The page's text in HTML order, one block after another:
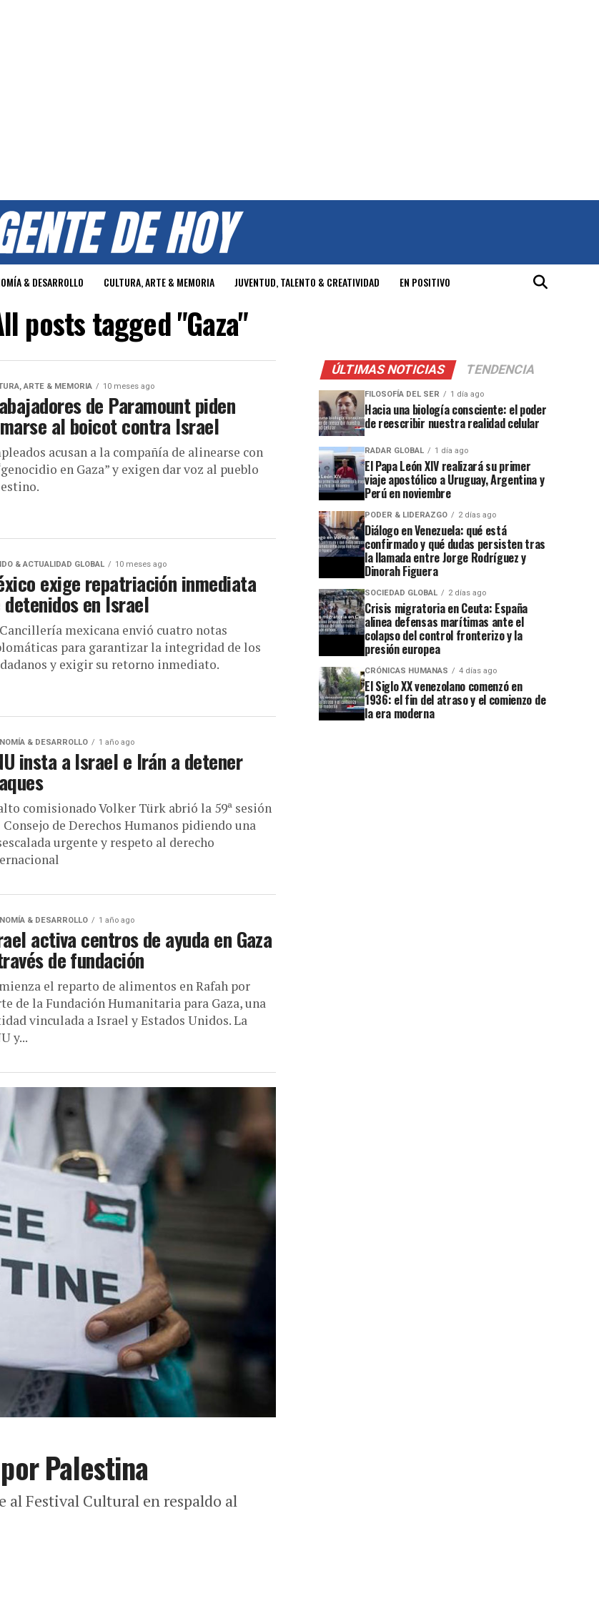
& DESARROLLO CULTURA, ARTE & MEMORIA JUVENTUD, TALENTO & CREATIVIDAD EN POSITIVO
posts tagged "Gaza"
ARTE & MEMORIA 10 meses ago
de Paramount piden
al boicot contra Israel
acusan a la compañía de alinearse con
en Gaza” y exigen dar voz al pueblo
& ACTUALIDAD GLOBAL 10 meses ago
exige repatriación inmediata
detenidos en Israel
mexicana envió cuatro notas
para garantizar la integridad de los
y exigir su retorno inmediato.
& DESARROLLO 1 año ago
insta a Israel e Irán a detener
comisionado Volker Türk abrió la 59ª sesión
Consejo de Derechos Humanos pidiendo una
urgente y respeto al derecho
& DESARROLLO 1 año ago
activa centros de ayuda en Gaza
de fundación
el reparto de alimentos en Rafah por
de la Fundación Humanitaria para Gaza, una
vinculada a Israel y Estados Unidos. La
y...
Palestina
al Festival Cultural en respaldo al
ÚLTIMAS NOTICIAS TENDENCIA
FILOSOFÍA DEL SER 1 día ago
Hacia una biología consciente: el poder
de reescribir nuestra realidad celular
RADAR GLOBAL 1 día ago
El Papa León XIV realizará su primer
viaje apostólico a Uruguay, Argentina y
Perú en noviembre
PODER & LIDERAZGO 2 días ago
Diálogo en Venezuela: qué está
confirmado y qué dudas persisten tras
la llamada entre Jorge Rodríguez y
Dinorah Figuera
SOCIEDAD GLOBAL 2 días ago
Crisis migratoria en Ceuta: España
alinea defensas marítimas ante el
colapso del control fronterizo y la
presión europea
CRÓNICAS HUMANAS 4 días ago
El Siglo XX venezolano comenzó en
1936: el fin del atraso y el comienzo de
la era moderna